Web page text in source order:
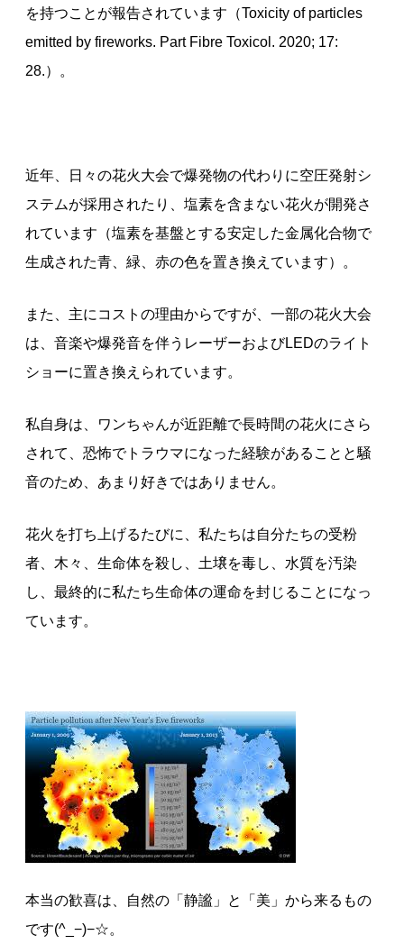
を持つことが報告されています（Toxicity of particles
emitted by fireworks. Part Fibre Toxicol. 2020; 17:
28.）。
近年、日々の花火大会で爆発物の代わりに空圧発射シ
ステムが採用されたり、塩素を含まない花火が開発さ
れています（塩素を基盤とする安定した金属化合物で
生成された青、緑、赤の色を置き換えています）。
また、主にコストの理由からですが、一部の花火大会
は、音楽や爆発音を伴うレーザーおよびLEDのライト
ショーに置き換えられています。
私自身は、ワンちゃんが近距離で長時間の花火にさら
されて、恐怖でトラウマになった経験があることと騒
音のため、あまり好きではありません。
花火を打ち上げるたびに、私たちは自分たちの受粉
者、木々、生命体を殺し、土壌を毒し、水質を汚染
し、最終的に私たち生命体の運命を封じることになっ
ています。
本当の歓喜は、自然の「静謐」と「美」から来るもの
です(^_−)−☆。